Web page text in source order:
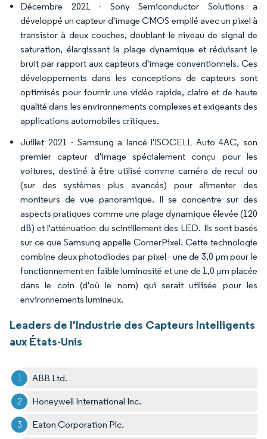
Décembre 2021 - Sony Semiconductor Solutions a
développé un capteur d'image CMOS empilé avec un pixel à
transistor à deux couches, doublant le niveau de signal de
saturation, élargissant la plage dynamique et réduisant le
bruit par rapport aux capteurs d'image conventionnels. Ces
développements dans les conceptions de capteurs sont
optimisés pour fournir une vidéo rapide, claire et de haute
qualité dans les environnements complexes et exigeants des
applications automobiles critiques.
Juillet 2021 - Samsung a lancé l'ISOCELL Auto 4AC, son
premier capteur d'image spécialement conçu pour les
voitures, destiné à être utilisé comme caméra de recul ou
(sur des systèmes plus avancés) pour alimenter des
moniteurs de vue panoramique. Il se concentre sur des
aspects pratiques comme une plage dynamique élevée (120
dB) et l'atténuation du scintillement des LED. Ils sont basés
sur ce que Samsung appelle CornerPixel. Cette technologie
combine deux photodiodes par pixel - une de 3,0 µm pour le
fonctionnement en faible luminosité et une de 1,0 µm placée
dans le coin (d'où le nom) qui serait utilisée pour les
environnements lumineux.
Leaders de l'Industrie des Capteurs Intelligents
aux États-Unis
ABB Ltd.
Honeywell International Inc.
Eaton Corporation Plc.